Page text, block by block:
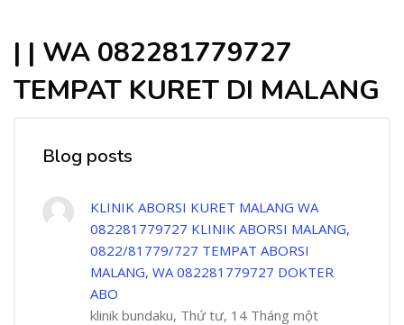
| | WA 082281779727
TEMPAT KURET DI MALANG
Blog posts
KLINIK ABORSI KURET MALANG WA
082281779727 KLINIK ABORSI MALANG,
0822/81779/727 TEMPAT ABORSI
MALANG, WA 082281779727 DOKTER
ABO
klinik bundaku, Thứ tư, 14 Tháng một